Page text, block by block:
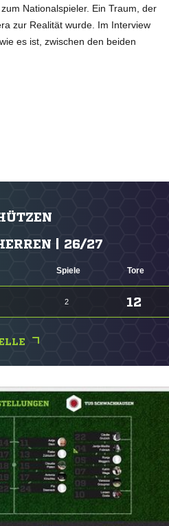
Nationalspieler. Ein Traum, der
zur Realität wurde. Im Interview
es ist, zwischen den beiden
| 26/27
Spiele Tore
2 12